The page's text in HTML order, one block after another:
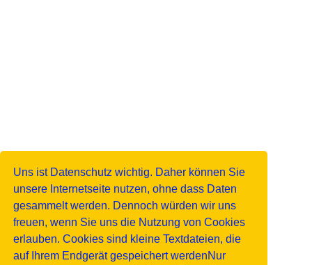
Uns ist Datenschutz wichtig. Daher können Sie
unsere Internetseite nutzen, ohne dass Daten
gesammelt werden. Dennoch würden wir uns
freuen, wenn Sie uns die Nutzung von Cookies
erlauben. Cookies sind kleine Textdateien, die
auf Ihrem Endgerät gespeichert werdenNur